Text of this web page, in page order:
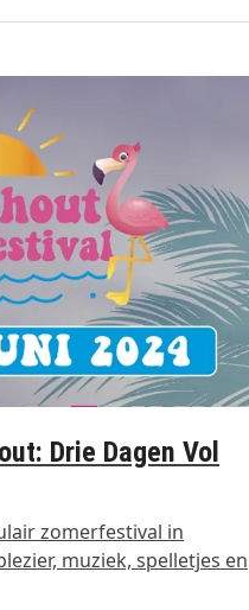
Drie Dagen Vol
zomerfestival in
muziek, spelletjes en